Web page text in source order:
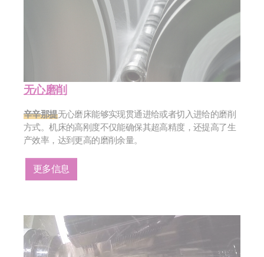
无心磨削
辛辛那提无心磨床能够实现贯通进给或者切入进给的磨削
方式。机床的高刚度不仅能确保其超高精度，还提高了生
产效率，达到更高的磨削余量。
更多信息